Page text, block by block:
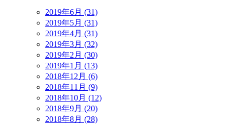
2019年6月 (31)
2019年5月 (31)
2019年4月 (31)
2019年3月 (32)
2019年2月 (30)
2019年1月 (13)
2018年12月 (6)
2018年11月 (9)
2018年10月 (12)
2018年9月 (20)
2018年8月 (28)